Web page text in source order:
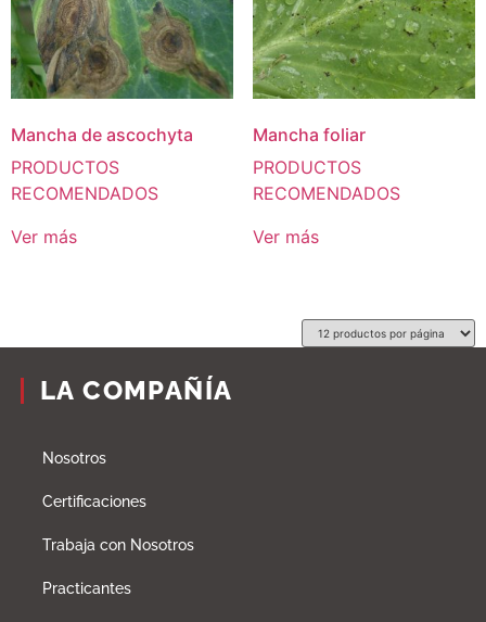
Mancha de ascochyta
PRODUCTOS
RECOMENDADOS
Ver más
Mancha foliar
PRODUCTOS
RECOMENDADOS
Ver más
LA COMPAÑÍA
Nosotros
Certificaciones
Trabaja con Nosotros
Practicantes